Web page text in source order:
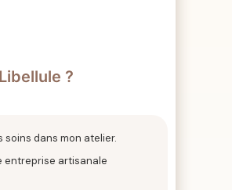
?
soins dans mon atelier.
entreprise artisanale